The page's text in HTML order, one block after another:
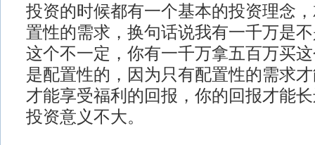
投资的时候都有一个基本的投资理念
置性的需求，换句话说我有一千万是
这个不一定，你有一千万拿五百万买
是配置性的，因为只有配置性的需求
才能享受福利的回报，你的回报才能
投资意义不大。